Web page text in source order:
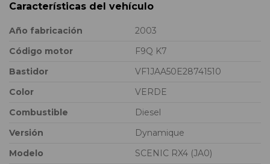
Características del vehículo
Año fabricación
2003
Código motor
F9Q K7
Bastidor
VF1JAA50E28741510
Color
VERDE
Combustible
Diesel
Versión
Dynamique
Modelo
SCENIC RX4 (JA0)